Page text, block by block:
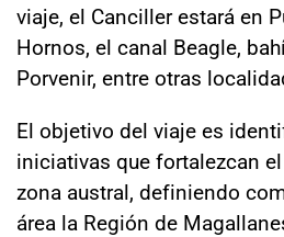
viaje, el Canciller estará en
Hornos, el canal Beagle,
Porvenir, entre otras
El objetivo del viaje es
iniciativas que fortalezcan
zona austral, definiendo
área la Región de